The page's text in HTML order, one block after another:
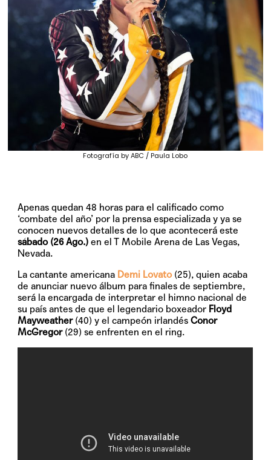
Fotografía by ABC / Paula Lobo
Apenas quedan 48 horas para el calificado como
‘combate del año’ por la prensa especializada y ya se
conocen nuevos detalles de lo que acontecerá este
sábado (26 Ago.) en el T Mobile Arena de Las Vegas,
Nevada.
La cantante americana Demi Lovato (25), quien acaba
de anunciar nuevo álbum para finales de septiembre,
será la encargada de interpretar el himno nacional de
su país antes de que el legendario boxeador Floyd
Mayweather(40) y el campeón irlandésConor
McGregor(29) se enfrenten en el ring.